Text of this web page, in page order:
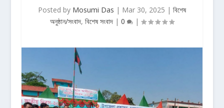
Posted by Mosumi Das | Mar 30, 2025 | বিশেষ
অনুষ্ঠান/সংবাদ, বিশেষ সংবাদ| 0 |